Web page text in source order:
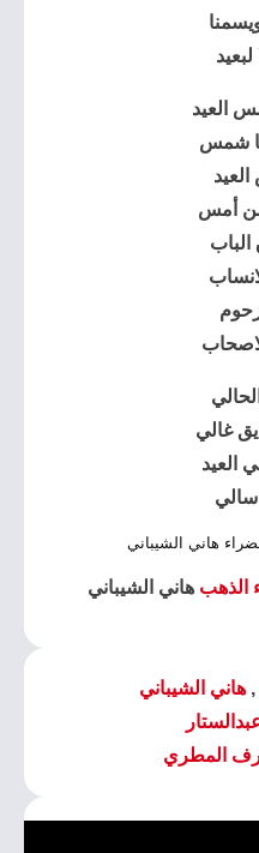
لبعيد
العيد
شمس
العيد
أمس
الباب
غالي
العيد
سالي
هاني الشيباني
الذهب هاني الشيباني
,هاني الشيباني
المطري